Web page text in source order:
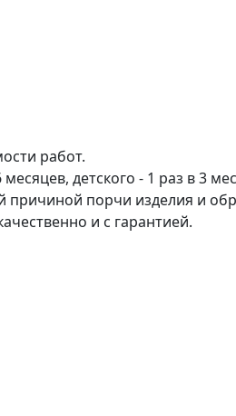
работ.
детского - 1 раз в 3
порчи изделия и
и с гарантией.